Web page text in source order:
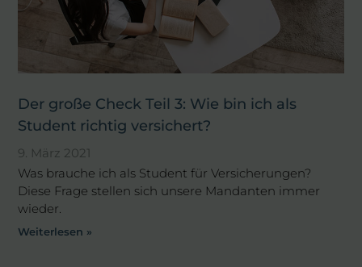
Der große Check Teil 3: Wie bin ich als
Student richtig versichert?
9. März 2021
Was brauche ich als Student für Versicherungen?
Diese Frage stellen sich unsere Mandanten immer
wieder.
Weiterlesen »